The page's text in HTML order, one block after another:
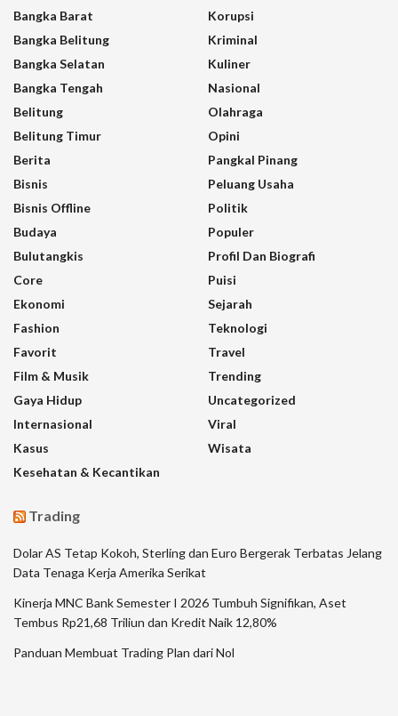
Bangka Barat
Bangka Belitung
Bangka Selatan
Bangka Tengah
Belitung
Belitung Timur
Berita
Bisnis
Bisnis Offline
Budaya
Bulutangkis
Core
Ekonomi
Fashion
Favorit
Film & Musik
Gaya Hidup
Internasional
Kasus
Kesehatan & Kecantikan
Korupsi
Kriminal
Kuliner
Nasional
Olahraga
Opini
Pangkal Pinang
Peluang Usaha
Politik
Populer
Profil Dan Biografi
Puisi
Sejarah
Teknologi
Travel
Trending
Uncategorized
Viral
Wisata
Trading
Dolar AS Tetap Kokoh, Sterling dan Euro Bergerak Terbatas Jelang
Data Tenaga Kerja Amerika Serikat
Kinerja MNC Bank Semester I 2026 Tumbuh Signifikan, Aset
Tembus Rp21,68 Triliun dan Kredit Naik 12,80%
Panduan Membuat Trading Plan dari Nol